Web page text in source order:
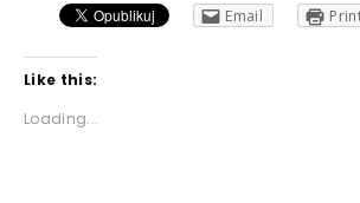
Email
Like this:
Loading...